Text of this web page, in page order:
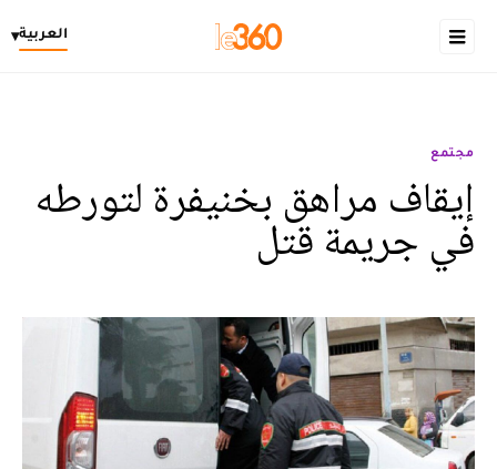
العربية▾
مجتمع
إيقاف مراهق بخنيفرة لتورطه
في جريمة قتل